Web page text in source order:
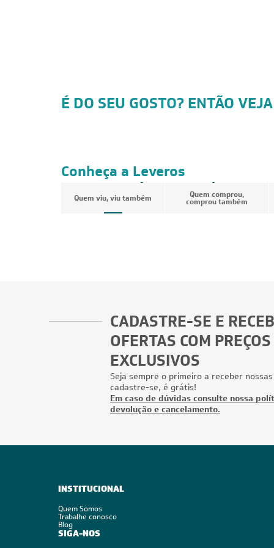
É DO SEU GOSTO? ENTÃO
Conheça a Leveros
Ar-Condicionado
Quem viu, viu também Quem comprou,
comprou também
CADASTRE-SE E
OFERTAS COM PREÇOS
EXCLUSIVOS
Seja sempre o primeiro a receber
cadastre-se, é grátis!
Em caso de dúvidas consulte nossa
devolução e cancelamento.
INSTITUCIONAL
Quem Somos
Trabalhe conosco
Blog
SIGA-NOS